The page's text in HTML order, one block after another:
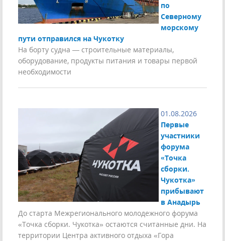
по
Северному
морскому
пути отправился на Чукотку
На борту судна — строительные материалы,
оборудование, продукты питания и товары первой
необходимости
01.08.2026
Первые
участники
форума
«Точка
сборки.
Чукотка»
прибывают
в Анадырь
До старта Межрегионального молодежного форума
«Точка сборки. Чукотка» остаются считанные дни. На
территории Центра активного отдыха «Гора